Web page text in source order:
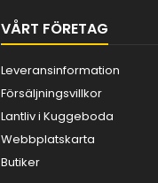
VÅRT FÖRETAG
Leveransinformation
Försäljningsvillkor
Lantliv i Kuggeboda
Webbplatskarta
Butiker